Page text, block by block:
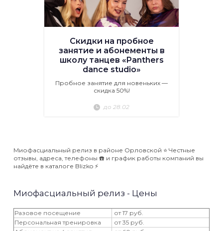
Скидки на пробное
занятие и абонементы в
школу танцев «Panthers
dance studio»
Пробное занятие для новеньких —
скидка 50%!
до 28.02
Миофасциальный релиз в районе Орловской ⭐️ Честные
отзывы, адреса, телефоны ☎️ и график работы компаний вы
найдёте в каталоге Blizko ⚡️
Миофасциальный релиз - Цены
Разовое посещение
от 17 руб.
Персональная тренировка
от 35 руб.